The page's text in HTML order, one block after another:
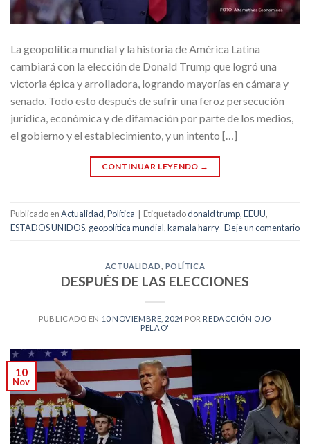
La geopolítica mundial y la historia de América Latina
cambiará con la elección de Donald Trump que logró una
victoria épica y arrolladora, logrando mayorías en cámara y
senado. Todo esto después de sufrir una feroz persecución
jurídica, económica y de difamación por parte de los medios,
el gobierno y el establecimiento, y un intento […]
CONTINUAR LEYENDO →
Publicado enActualidad,Política Etiquetadodonald trump,EEUU,
ESTADOS UNIDOS, geopolítica mundial,kamala harry Deje un comentario
ACTUALIDAD POLÍTICA
DESPUÉS DE LAS ELECCIONES
PUBLICADO EN 10 NOVIEMBRE, 2024 POR REDACCIÓN OJO
PELAO'
10
Nov